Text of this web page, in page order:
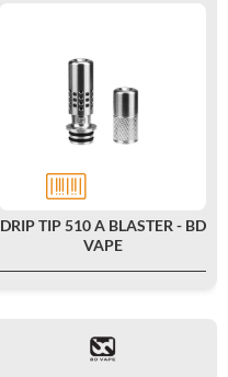
DRIP TIP 510 A BLASTER - BD
VAPE